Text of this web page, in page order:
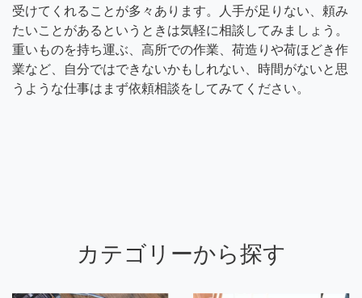
受けてくれることが多々あります。人手が足りない、頼み
たいことがあるというときは気軽に相談してみましょう。
重いものを持ち運ぶ、高所での作業、荷造りや荷ほどき作
業など、自分ではできないかもしれない、時間がないと思
うような仕事はまず依頼相談をしてみてください。
カテゴリーから探す